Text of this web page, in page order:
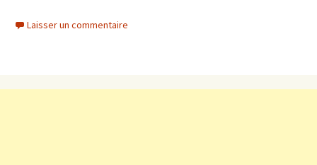
Laisser un commentaire